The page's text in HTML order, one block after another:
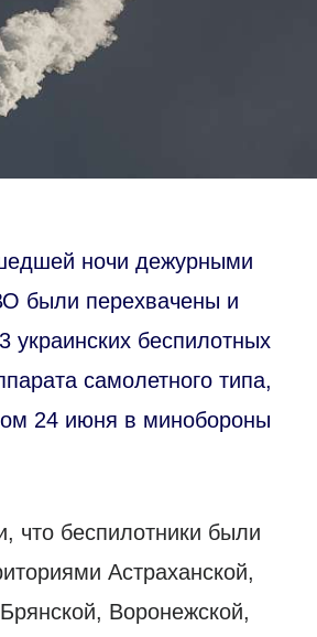
ночи дежурными
были перехвачены и
украинских беспилотных
самолетного типа,
24 июня в минобороны
что беспилотники были
Астраханской,
Воронежской,